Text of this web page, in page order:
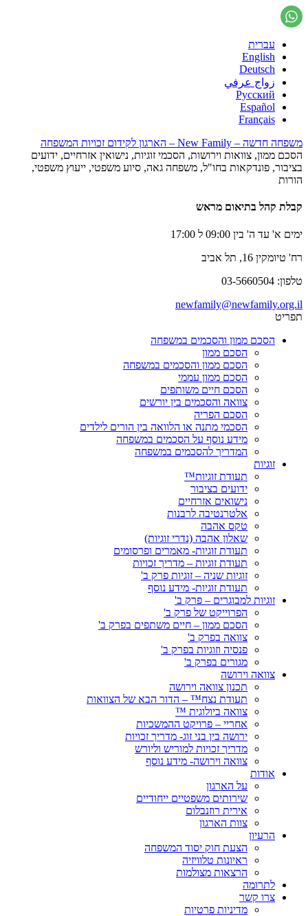
עברית
English
Deutsch
زواج عرفي
Русский
Español
Français
משפחה חדשה – New Family – הארגון לקידום זכויות המשפחה
הסכם ממון, צוואות וירושות, הסכמי זוגיות, נישואין אזרחיים, ידועים
בציבור, פונדקאות בחו"ל, משפחה גאה, סיוע משפטי, ייעוץ משפטי,
הורות
קבלת קהל בתיאום מראש
ימים א' עד ה' בין 09:00 ל 17:00
רח' טיומקין 16, תל אביב
טלפון: 03-5660504
newfamily@newfamily.org.il
תפריט
הסכם ממון והסכמים במשפחה
הסכם ממון
הסכם ממון והסכמים במשפחה
הסכם ממון עממי
הסכם חיים משותפים
צוואה והסכמים בין יורשים
הסכם הפריה
הסכמי מתנה או הלוואה בין הורים לילדים
מידע נוסף על הסכמים במשפחה
המדריך להסכמים במשפחה
זוגיות
תעודת זוגיות™
ידועים בציבור
נישואים אזרחיים
אלטרנטיבה לרבנות
טקס אהבה
שאלון אהבה (נדרי זוגיות)
תעודת זוגיות- מאמרים ופרסומים
תעודת זוגיות – מדריך זכויות
זוגיות שניה – זוגיות פרק ב'
תעודת זוגיות- מידע נוסף
זוגיות למבוגרים – פרק ב'
הפרוייקט של פרק ב'
הסכם ממון – חיים משתפים בפרק ב'
צוואה בפרק ב'
פנסיה וזוגיות בפרק ב'
מגורים בפרק ב'
צוואה וירושה
תכנון צוואה וירושה
תעודת נצח™ – הדור הבא של הצוואות
צוואה ביולוגית ™
אחריי – פרויקט ההמשכיות
ירושה בין בני זוג- מדריך זכויות
מדריך זכויות למוריש וליורש
צוואה וירושה- מידע נוסף
אודות
על הארגון
שירותים משפטיים ייחודיים
אירית רוזנבלום
צוות הארגון
הרעיון
הצעת חוק יסוד המשפחה
ראיונות טלוויזיה
הרצאות מצולמות
לתרומה
צרו קשר
מדיניות פרטיות